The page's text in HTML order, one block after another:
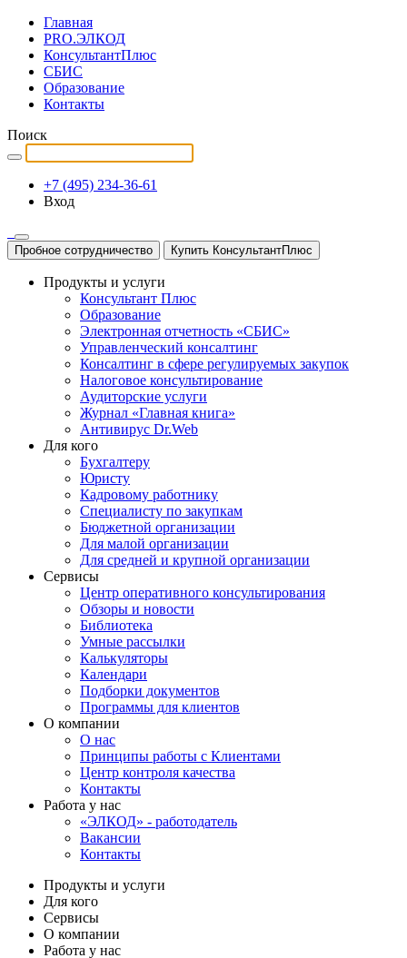
Главная
PRO.ЭЛКОД
КонсультантПлюс
СБИС
Образование
Контакты
Поиск
+7 (495) 234-36-61
Вход
Пробное сотрудничество Купить КонсультантПлюс
Продукты и услуги
Консультант Плюс
Образование
Электронная отчетность «СБИС»
Управленческий консалтинг
Консалтинг в сфере регулируемых закупок
Налоговое консультирование
Аудиторские услуги
Журнал «Главная книга»
Антивирус Dr.Web
Для кого
Бухгалтеру
Юристу
Кадровому работнику
Специалисту по закупкам
Бюджетной организации
Для малой организации
Для средней и крупной организации
Сервисы
Центр оперативного консультирования
Обзоры и новости
Библиотека
Умные рассылки
Калькуляторы
Календари
Подборки документов
Программы для клиентов
О компании
О нас
Принципы работы с Клиентами
Центр контроля качества
Контакты
Работа у нас
«ЭЛКОД» - работодатель
Вакансии
Контакты
Продукты и услуги
Для кого
Сервисы
О компании
Работа у нас